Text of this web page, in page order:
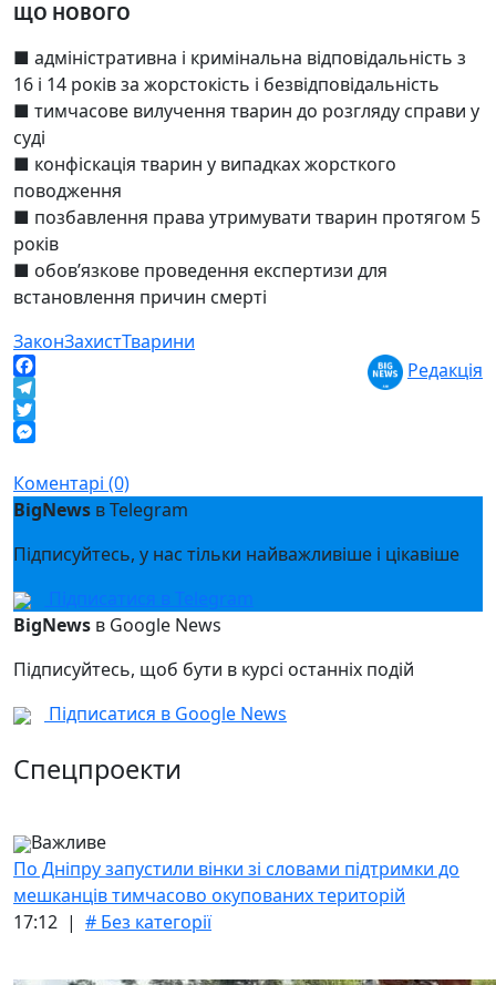
ЩО НОВОГО
■ адміністративна і кримінальна відповідальність з
16 і 14 років за жорстокість і безвідповідальність
■ тимчасове вилучення тварин до розгляду справи у
суді
■ конфіскація тварин у випадках жорсткого
поводження
■ позбавлення права утримувати тварин протягом 5
років
■ обов’язкове проведення експертизи для
встановлення причин смерті
ЗаконЗахистТварини
Facebook
Telegram
Twitter
Редакція
Коментарі (0)
BigNews в Telegram
Підписуйтесь, у нас тільки найважливіше і цікавіше
Підписатися в Telegram
BigNews в Google News
Підписуйтесь, щоб бути в курсі останніх подій
Підписатися в Google News
Спецпроекти
Важливе
По Дніпру запустили вінки зі словами підтримки до
мешканців тимчасово окупованих територій
17:12 | # Без категорії